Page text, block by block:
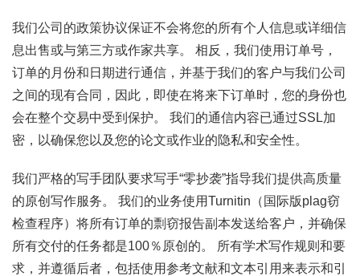
我们公司的政策协议保证不会将您的所有个人信息或详细信
息出售或与第三方或作家共享。 相反，我们使用订单号，
订单的月份和日期进行通信，并基于我们的客户与我们公司
之间的现有合同，因此，即使在将来下订单时，您的身份也
会在整个交易中受到保护。 我们的通信内容已通过SSL加
密，以确保您以及您的论文或作业的隐私和安全性。
我们严格的写手团队要求写手“零抄袭”指导我们提供高质量
的原创写作服务。 我们的业务使用Turnitin（国际版plag窃
检查程序）将所有订单的剽窃报告副本发送给客户，并确保
所有交付的任务都是100％原创的。 所有学术写作规则和要
求，并遵循后者，包括使用参考文献和文本引用来表示和引